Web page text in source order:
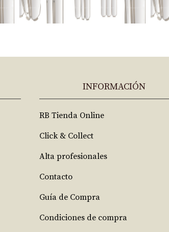
INFORMACIÓN
RB Tienda Online
Click & Collect
Alta profesionales
Contacto
Guía de Compra
Condiciones de compra